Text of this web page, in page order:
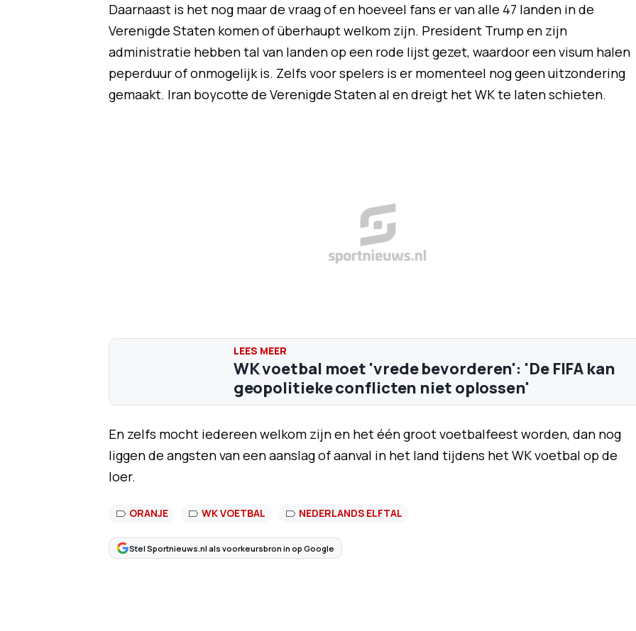
Daarnaast is het nog maar de vraag of en hoeveel fans er van alle 47 landen in de
Verenigde Staten komen of überhaupt welkom zijn. President Trump en zijn
administratie hebben tal van landen op een rode lijst gezet, waardoor een visum halen
peperduur of onmogelijk is. Zelfs voor spelers is er momenteel nog geen uitzondering
gemaakt. Iran boycotte de Verenigde Staten al en dreigt het WK te laten schieten.
WK voetbal moet 'vrede bevorderen': 'De FIFA kan
geopolitieke conflicten niet oplossen'
En zelfs mocht iedereen welkom zijn en het één groot voetbalfeest worden, dan nog
liggen de angsten van een aanslag of aanval in het land tijdens het WK voetbal op de
loer.
ORANJE WK VOETBAL NEDERLANDS ELFTAL
Stel Sportnieuws.nl als voorkeursbron in op Google